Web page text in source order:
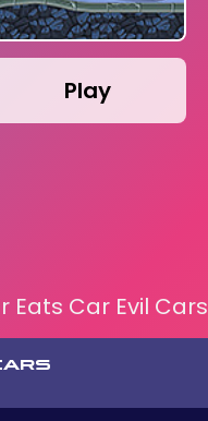
Play
Eats Car Evil Cars